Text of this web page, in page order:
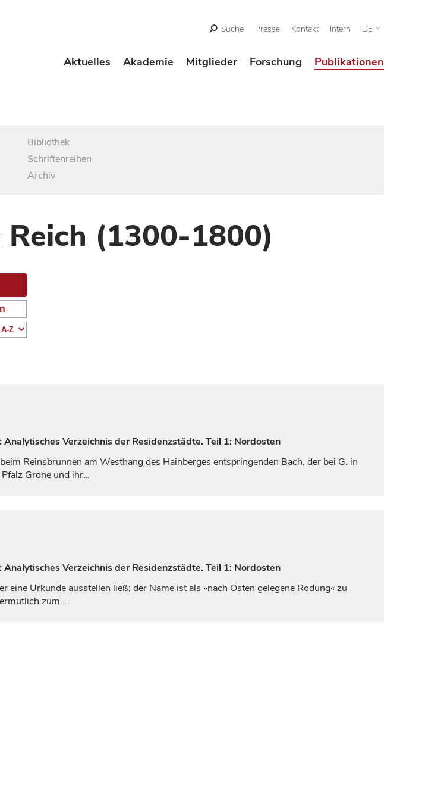
Suche Presse Kontakt Intern DE
Aktuelles Akademie Mitglieder Forschung Publikationen
Bibliothek
Schriftenreihen
Archiv
(1300-1800)
Verzeichnis der Residenzstädte. Teil 1: Nordosten
Reinsbrunnen am Westhang des Hainberges entspringenden Bach, der bei G. in
Pfalz Grone und ihr…
Verzeichnis der Residenzstädte. Teil 1: Nordosten
eine Urkunde ausstellen ließ; der Name ist als »nach Osten gelegene Rodung« zu
zum…